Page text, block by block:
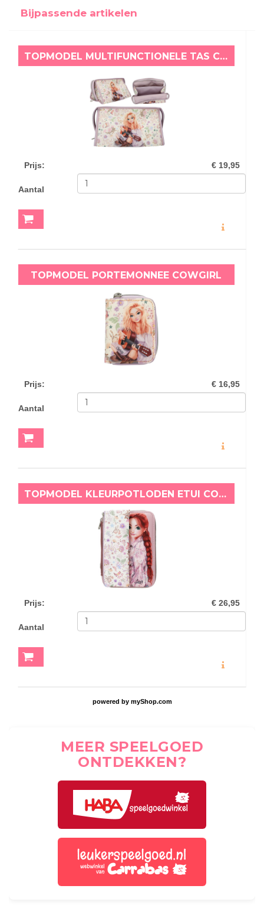
Bijpassende artikelen
TOPMODEL MULTIFUNCTIONELE TAS COWGIRL
Prijs: € 19,95
Aantal
TOPMODEL PORTEMONNEE COWGIRL
Prijs: € 16,95
Aantal
TOPMODEL KLEURPOTLODEN ETUI COWGIRL
Prijs: € 26,95
Aantal
powered by myShop.com
MEER SPEELGOED
ONTDEKKEN?